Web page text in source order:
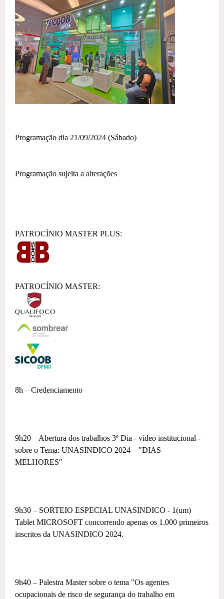
Programação dia 21/09/2024 (Sábado)
Programação sujeita a alterações
PATROCÍNIO MASTER PLUS:
PATROCÍNIO MASTER:
8h – Credenciamento
9h20 – Abertura dos trabalhos 3º Dia - vídeo institucional -
sobre o Tema: UNASINDICO 2024 – "DIAS
MELHORES"
9h30 – SORTEIO ESPECIAL UNASINDICO - 1(um)
Tablet MICROSOFT concorrendo apenas os 1.000 primeiros
inscritos da UNASINDICO 2024.
9h40 – Palestra Master sobre o tema "Os agentes
ocupacionais de risco de segurança do trabalho em